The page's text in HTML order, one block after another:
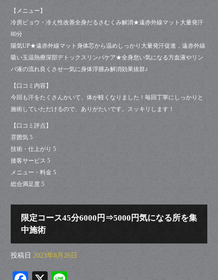
【メニュー】
冷房ビョウ・冷え性改善全身だるさむくみ解消★遠赤外線マット大量発汗
80分
陽気UP★遠赤外線マット身体芯から温めしっかり大量発汗促進，遠赤外線
吸い玉温熱療深部デトックスリンパケア★全身怠い気になる方血液やリン
パ液の流れ良くさせ一気に身体浮腫み解消効果抜群♪
【口コミ内容】
今回も汗をたくさんかいて、体が軽くなりました！毎回丁寧にしっかりと
施術していただけるので、ありがたいです。スッキリします！
【口コミ評点】
雰囲気 5
技術・仕上がり 5
接客サービス 5
メニュー・料金 5
総合満足度 5
限定コース45分6000円⇒5000円気になる所を集
中施術
投稿日 2023年8月26日